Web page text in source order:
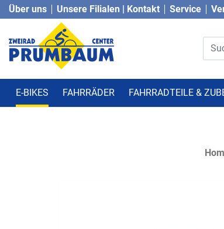
Über uns Unsere Filialen | Kontakt Service
E-BIKES FAHRRÄDER FAHRRADTEILE &